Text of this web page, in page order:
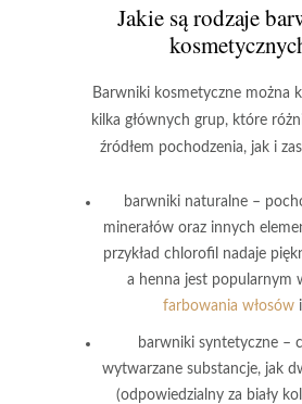
Jakie są rodzaje
Barwniki kosmetycznemożna
kilka głównych grup, które
źródłem pochodzenia, jak i
barwniki naturalne–
minerałów oraz innych
przykład chlorofil nadaje
a henna jest popularnym
farbowania włosów
barwniki syntetyczne –
wytwarzane substancje, jak
(odpowiedzialny za biały